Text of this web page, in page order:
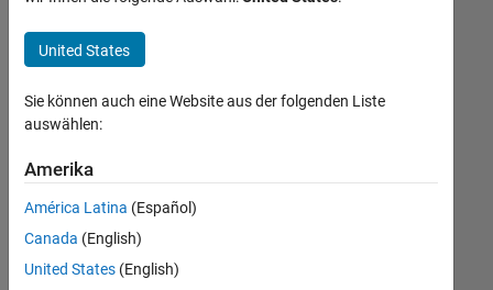
Education Sales
Marketing Services
Business Model Team
Legal
+3
Derzeit
es
keine
offenen
Stellen,
United States
Sie können auch eine Website aus der folgenden Liste
auswählen:
Amerika
América Latina (Español)
Canada (English)
United States (English)